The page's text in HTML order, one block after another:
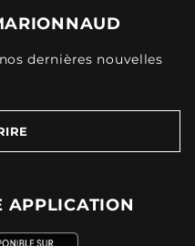
dernières nouvelles
APPLICATION